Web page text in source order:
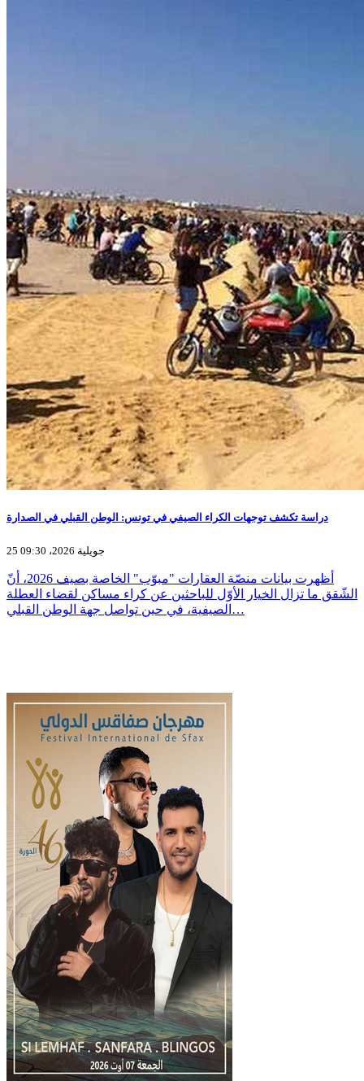
دراسة تكشف توجهات الكراء الصيفي في تونس: الوطن القبلي في الصدارة
25 جويلية 2026، 09:30
أظهرت بيانات منصّة العقارات "مبوّب" الخاصة بصيف 2026، أنّ
الشّقق ما تزال الخيار الأوّل للباحثين عن كراء مساكن لقضاء العطلة
الصيفية، في حين تواصل جهة الوطن القبلي…